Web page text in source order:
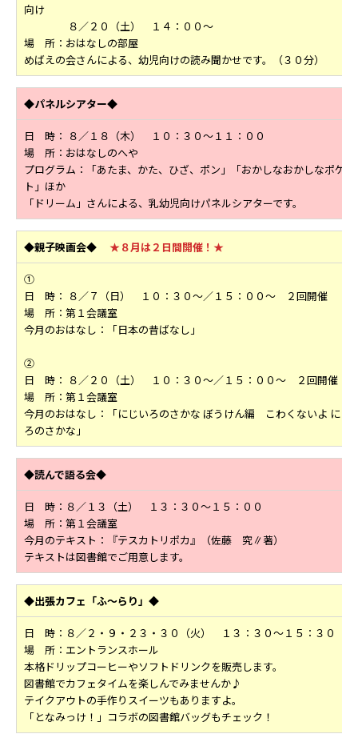
向け
８／２０（土） １４：００～
場 所：おはなしの部屋
めばえの会さんによる、幼児向けの読み聞かせです。（３０分）
◆パネルシアター◆
日 時： ８／１８（木） １０：３０～１１：００
場 所：おはなしのへや
プログラム：「あたま、かた、ひざ、ポン」「おかしなおかしなポケッ
ト」ほか
「ドリーム」さんによる、乳幼児向けパネルシアターです。
◆親子映画会◆ ★８月は２日間開催！★
①
日 時： ８／７（日） １０：３０～／１５：００～ ２回開催
場 所：第１会議室
今月のおはなし：「日本の昔ばなし」
②
日 時： ８／２０（土） １０：３０～／１５：００～ ２回開催
場 所：第１会議室
今月のおはなし：「にじいろのさかな ぼうけん編 こわくないよ にじ
ろのさかな」
◆読んで語る会◆
日 時：８／１３（土） １３：３０～１５：００
場 所：第１会議室
今月のテキスト：『テスカトリポカ』（佐藤 究∥著）
テキストは図書館でご用意します。
◆出張カフェ「ふ～らり」◆
日 時：８／２・９・２３・３０（火） １３：３０～１５：３０
場 所：エントランスホール
本格ドリップコーヒーやソフトドリンクを販売します。
図書館でカフェタイムを楽しんでみませんか♪
テイクアウトの手作りスイーツもありますよ。
「となみっけ！」コラボの図書館バッグもチェック！